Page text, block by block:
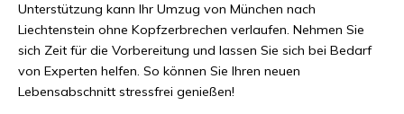
Unterstützung kann Ihr Umzug von München nach
Liechtenstein ohne Kopfzerbrechen verlaufen. Nehmen Sie
sich Zeit für die Vorbereitung und lassen Sie sich bei Bedarf
von Experten helfen. So können Sie Ihren neuen
Lebensabschnitt stressfrei genießen!